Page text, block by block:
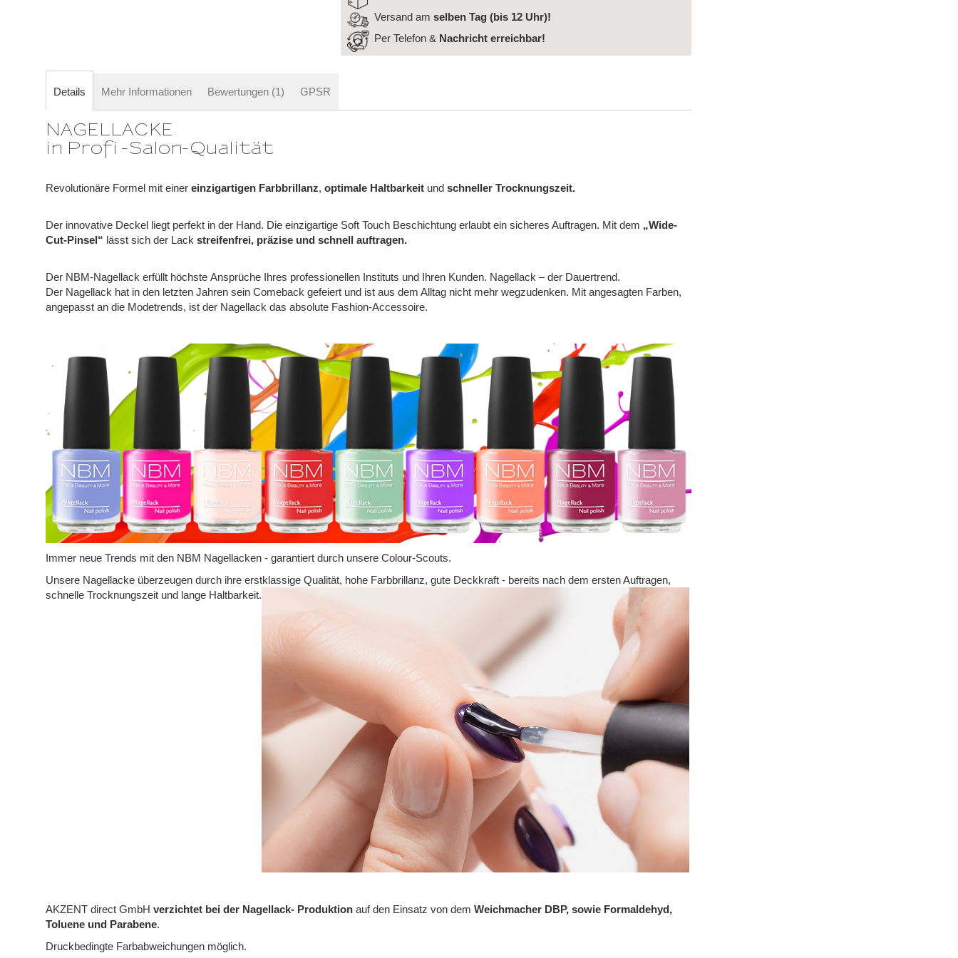
Versand am selben Tag (bis 12 Uhr)!
Per Telefon & Nachricht erreichbar!
Details
NAGELLACKE
in Profi -Salon-Qualität
Revolutionäre Formel mit einereinzigartigen Farbbrillanz,optimale Haltbarkeit undschneller Trocknungszeit.
Der innovative Deckel liegt perfekt in der Hand. Die einzigartige Soft Touch Beschichtung erlaubt ein sicheres Auftragen. Mit dem „Wide-
Cut-Pinsel“ lässt sich der Lackstreifenfrei, präzise und schnell auftragen.
Der NBM-Nagellack erfüllt höchste Ansprüche Ihres professionellen Instituts und Ihren Kunden. Nagellack – der Dauertrend.
Der Nagellack hat in den letzten Jahren sein Comeback gefeiert und ist aus dem Alltag nicht mehr wegzudenken. Mit angesagten Farben,
angepasst an die Modetrends, ist der Nagellack das absolute Fashion-Accessoire.
Immer neue Trends mit den NBM Nagellacken - garantiert durch unsere Colour-Scouts.
Unsere Nagellacke überzeugen durch ihre erstklassige Qualität, hohe Farbbrillanz, gute Deckkraft - bereits nach dem ersten Auftragen,
schnelle Trocknungszeit und lange Haltbarkeit.
AKZENT direct GmbH verzichtet bei der Nagellack- Produktion auf den Einsatz von demWeichmacher DBP, sowie Formaldehyd,
Toluene und Parabene.
Druckbedingte Farbabweichungen möglich.
Mehr Informationen Bewertungen 1 GPSR